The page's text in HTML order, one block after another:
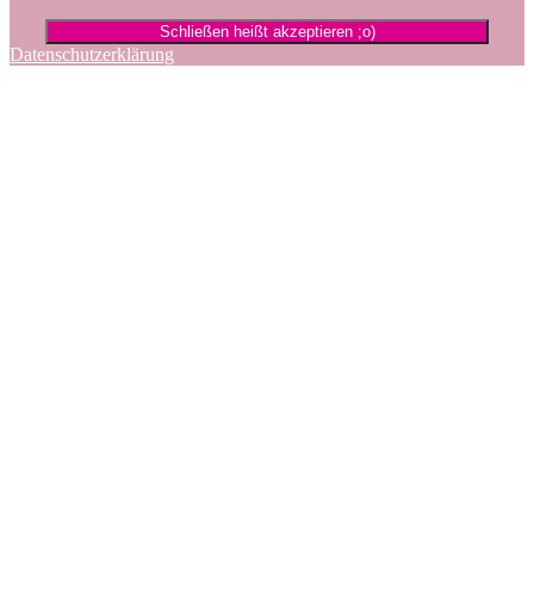
Schließen heißt akzeptieren ;o)
Datenschutzerklärung